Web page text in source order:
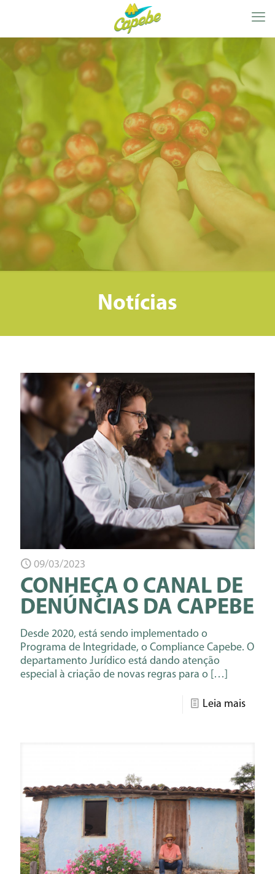
Notícias
09/03/2023
CONHEÇA O CANAL DE
DENÚNCIAS DA CAPEBE
Desde 2020, está sendo implementado o
Programa de Integridade, o Compliance Capebe. O
departamento Jurídico está dando atenção
especial à criação de novas regras para o […]
Leia mais